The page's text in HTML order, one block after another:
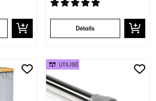
Détails
UTILISÉ